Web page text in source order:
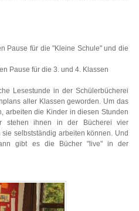
Pause für die "Kleine Schule" und die
Pause für die 3. und 4. Klassen
Lesestunde in der Schülerbücherei
aller Klassen geworden. Um das
arbeiten die Kinder in diesen Stunden
stehen ihnen in der Bücherei vier
selbstständig arbeiten können. Und
gibt es die Bücher "live" in der